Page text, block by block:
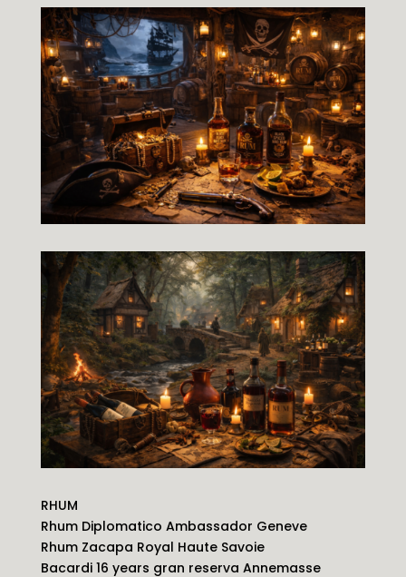
RHUM
Rhum Diplomatico Ambassador Geneve
Rhum Zacapa Royal Haute Savoie
Bacardi 16 years gran reserva Annemasse